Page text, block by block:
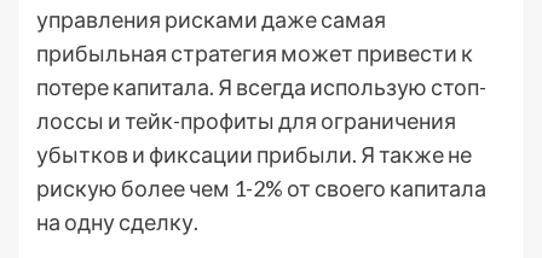
управления рисками даже самая
прибыльная стратегия может привести к
потере капитала. Я всегда использую стоп-
лоссы и тейк-профиты для ограничения
убытков и фиксации прибыли. Я также не
рискую более чем 1-2% от своего капитала
на одну сделку.